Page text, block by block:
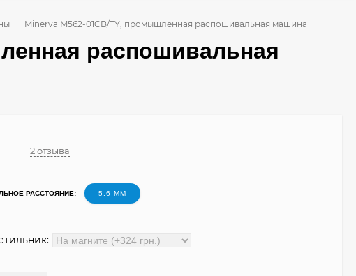
Minerva M562-01CB/TY, промышленная распошивальная машина
распошивальная
2 отзыва
РАССТОЯНИЕ: 5.6 ММ